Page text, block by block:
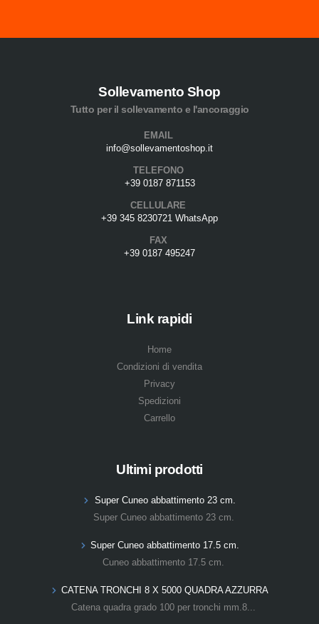
Sollevamento Shop
Tutto per il sollevamento e l'ancoraggio
EMAIL
info@sollevamentoshop.it
TELEFONO
+39 0187 871153
CELLULARE
+39 345 8230721 WhatsApp
FAX
+39 0187 495247
Link rapidi
Home
Condizioni di vendita
Privacy
Spedizioni
Carrello
Ultimi prodotti
Super Cuneo abbattimento 23 cm.
Super Cuneo abbattimento 23 cm.
Super Cuneo abbattimento 17.5 cm.
Cuneo abbattimento 17.5 cm.
CATENA TRONCHI 8 X 5000 QUADRA AZZURRA
Catena quadra grado 100 per tronchi mm.8...